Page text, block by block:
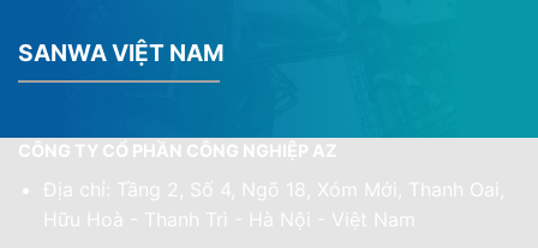
SANWA VIỆT NAM
CÔNG TY CỔ PHẦN CÔNG NGHIỆP AZ
Địa chỉ: Tầng 2, Số 4, Ngõ 18, Xóm Mới, Thanh Oai,
Hữu Hoà - Thanh Trì - Hà Nội - Việt Nam